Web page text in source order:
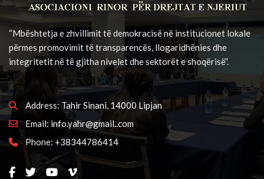
“Mbështetja e zhvillimit të demokracisë në institucionet lokale
përmes promovimit të transparencës, llogaridhënies dhe
integritetit në të gjitha nivelet dhe sektorët e shoqërisë”.
Address: Tahir Sinani, 14000 Lipjan
Email: info.yahr@gmail..com
Phone: +38344786414